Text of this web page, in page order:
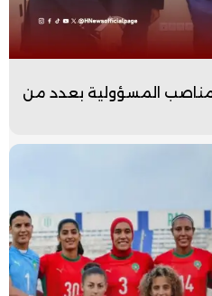
المسؤولية بعدد من